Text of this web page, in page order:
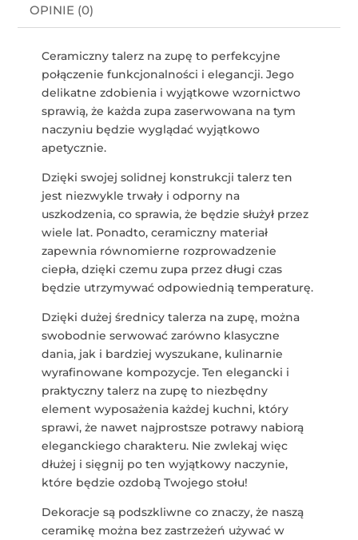
OPINIE (0)
Ceramiczny talerz na zupę to perfekcyjne
połączenie funkcjonalności i elegancji. Jego
delikatne zdobienia i wyjątkowe wzornictwo
sprawią, że każda zupa zaserwowana na tym
naczyniu będzie wyglądać wyjątkowo
apetycznie.
Dzięki swojej solidnej konstrukcji talerz ten
jest niezwykle trwały i odporny na
uszkodzenia, co sprawia, że będzie służył przez
wiele lat. Ponadto, ceramiczny materiał
zapewnia równomierne rozprowadzenie
ciepła, dzięki czemu zupa przez długi czas
będzie utrzymywać odpowiednią temperaturę.
Dzięki dużej średnicy talerza na zupę, można
swobodnie serwować zarówno klasyczne
dania, jak i bardziej wyszukane, kulinarnie
wyrafinowane kompozycje. Ten elegancki i
praktyczny talerz na zupę to niezbędny
element wyposażenia każdej kuchni, który
sprawi, że nawet najprostsze potrawy nabiorą
eleganckiego charakteru. Nie zwlekaj więc
dłużej i sięgnij po ten wyjątkowy naczynie,
które będzie ozdobą Twojego stołu!
Dekoracje są podszkliwne co znaczy, że naszą
ceramikę można bez zastrzeżeń używać w